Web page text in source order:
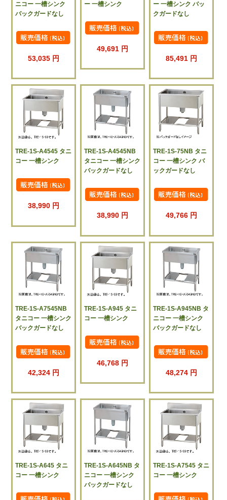
ニコー 一槽シンク
バックガードなし
53,035 円
ー 一槽シンク
49,691 円
ー 一槽シンク バッ
クガードなし
85,491 円
TRE-1S-A4545 タニ
コー 一槽シンク
38,990 円
TRE-1S-A4545NB
タニコー 一槽シンク
バックガードなし
38,990 円
TRE-1S-75NB タニ
コー 一槽シンク バ
ックガードなし
49,766 円
TRE-1S-A7545NB
タニコー 一槽シンク
バックガードなし
42,324 円
TRE-1S-A945 タニ
コー 一槽シンク
46,768 円
TRE-1S-A945NB タ
ニコー 一槽シンク
バックガードなし
48,274 円
TRE-1S-A645 タニ
コー 一槽シンク
TRE-1S-A645NB タ
ニコー 一槽シンク
バックガードなし
TRE-1S-A7545 タニ
コー 一槽シンク